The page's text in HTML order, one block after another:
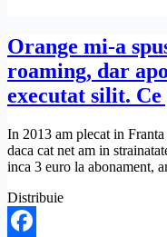
20
de
ani.
Ce
pot
fac?
Orange mi-a
roaming, dar
executat silit. Ce
In 2013 am plecat in
daca cat net am in
inca 3 euro la abonament,
Distribuie